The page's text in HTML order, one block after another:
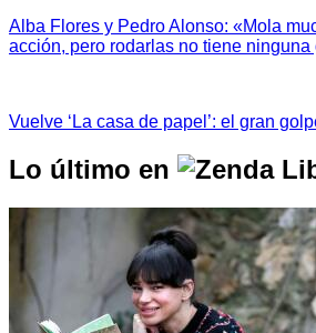
Alba Flores y Pedro Alonso: «Mola
acción, pero rodarlas no tiene ninguna
Vuelve ‘La casa de papel’: el gran
Lo último en